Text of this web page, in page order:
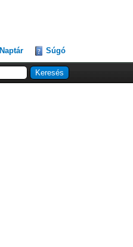
Naptár Súgó